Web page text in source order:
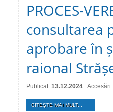
PROCES-
consultarea
aprobare în
raional
Publicat: 13.12.2024
CITEŞTE MAI MULT...